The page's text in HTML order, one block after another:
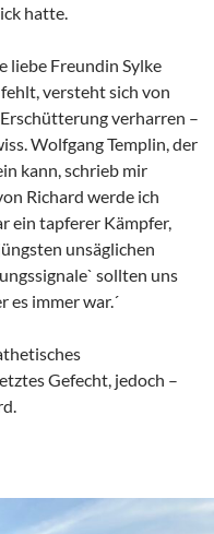
hatte.
liebe Freundin Sylke
versteht sich von
verharren –
Wolfgang Templin, der
kann, schrieb mir
Richard werde ich
ein tapferer Kämpfer,
unsäglichen
sollten uns
es immer war.´
Gefecht, jedoch –